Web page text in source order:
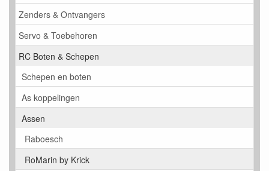
Zenders & Ontvangers
Servo & Toebehoren
RC Boten & Schepen
Schepen en boten
As koppelingen
Assen
Raboesch
RoMarin by Krick